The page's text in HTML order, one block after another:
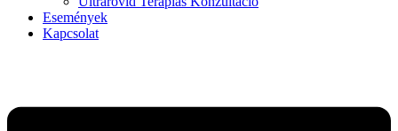
Események
Kapcsolat